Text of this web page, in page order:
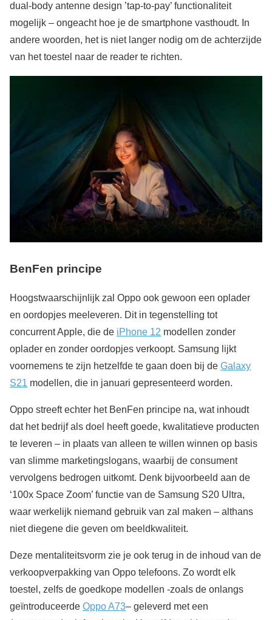
dual-body antenne design ’tap-to-pay’ functionaliteit
mogelijk – ongeacht hoe je de smartphone vasthoudt. In
andere woorden, het is niet langer nodig om de achterzijde
van het toestel naar de reader te richten.
BenFen principe
Hoogstwaarschijnlijk zal Oppo ook gewoon een oplader
en oordopjes meeleveren. Dit in tegenstelling tot
concurrent Apple, die de iPhone 12 modellen zonder
oplader en zonder oordopjes verkoopt. Samsung lijkt
voornemens te zijn hetzelfde te gaan doen bij de Galaxy
S21 modellen, die in januari gepresenteerd worden.
Oppo streeft echter het BenFen principe na, wat inhoudt
dat het bedrijf als doel heeft goede, kwalitatieve producten
te leveren – in plaats van alleen te willen winnen op basis
van slimme marketingslogans, waarbij de consument
vervolgens bedrogen uitkomt. Denk bijvoorbeeld aan de
‘100x Space Zoom’ functie van de Samsung S20 Ultra,
waar werkelijk niemand gebruik van zal maken – althans
niet diegene die geven om beeldkwaliteit.
Deze mentaliteitsvorm zie je ook terug in de inhoud van de
verkoopverpakking van Oppo telefoons. Zo wordt elk
toestel, zelfs de goedkope modellen -zoals de onlangs
geïntroduceerde Oppo A73– geleverd met een